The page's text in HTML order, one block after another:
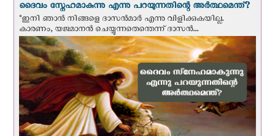
ദൈവം സ്നേഹമാകുന്നു എന്നു പറയുന്നതിന്റെ അർത്ഥമെന്ത്?
"ഇനി ഞാന്‍ നിങ്ങളെ ദാസന്‍മാര്‍ എന്നു വിളിക്കുകയില്ല.
കാരണം, യജമാനന്‍ ചെയ്യുന്നതെന്തെന്ന് ദാസന്‍...